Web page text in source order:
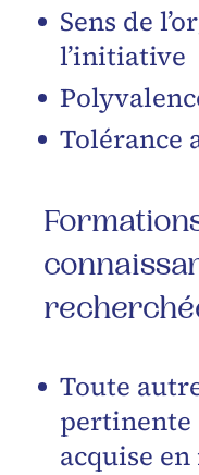
Sens de
l’initiative
Tolérance
Toute
pertinente
acquise